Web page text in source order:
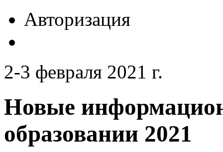
Авторизация
2-3 февраля 2021 г.
Новые
образовании 2021